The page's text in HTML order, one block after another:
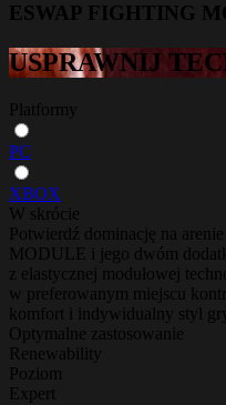
ESWAP FIGHTING
USPRAWNIJ
Platformy
PC
XBOX
W skrócie
Potwierdź dominację na
MODULE i jego dwóm
z elastycznej modułowej
w preferowanym miejscu
komfort i indywidualny styl gry.
Optymalne zastosowanie
Renewability
Poziom
Expert